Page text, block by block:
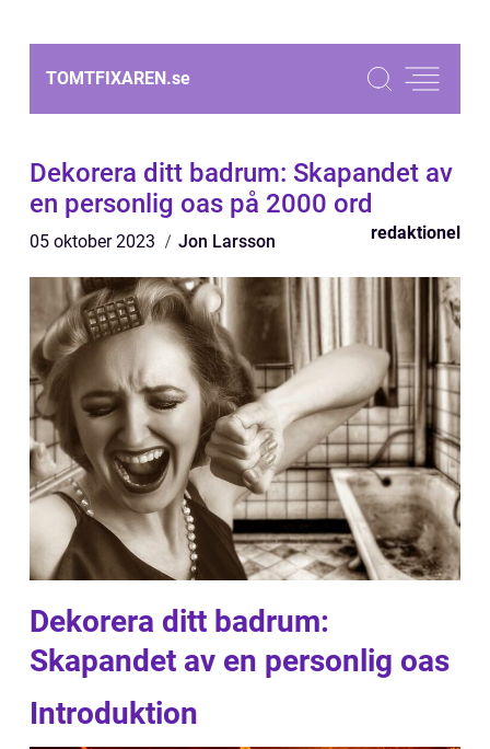
TOMTFIXAREN.se
Dekorera ditt badrum: Skapandet av
en personlig oas på 2000 ord
05 oktober 2023 Jon Larsson redaktionel
Dekorera ditt badrum:
Skapandet av en personlig oas
Introduktion